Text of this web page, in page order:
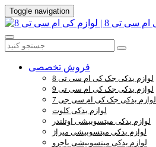
Toggle navigation
فروش تخصصی
لوازم یدکی جک کی ام سی تی 8
لوازم یدکی جک کی ام سی تی 9
لوازم یدکی جک کی ام سی جی 7
لوازم یدکی کلوت
لوازم یدکی میتسوبیشی اوتلندر
لوازم یدکی میتسوبیشی میراژ
لوازم یدکی میتسوبیشی پاجرو